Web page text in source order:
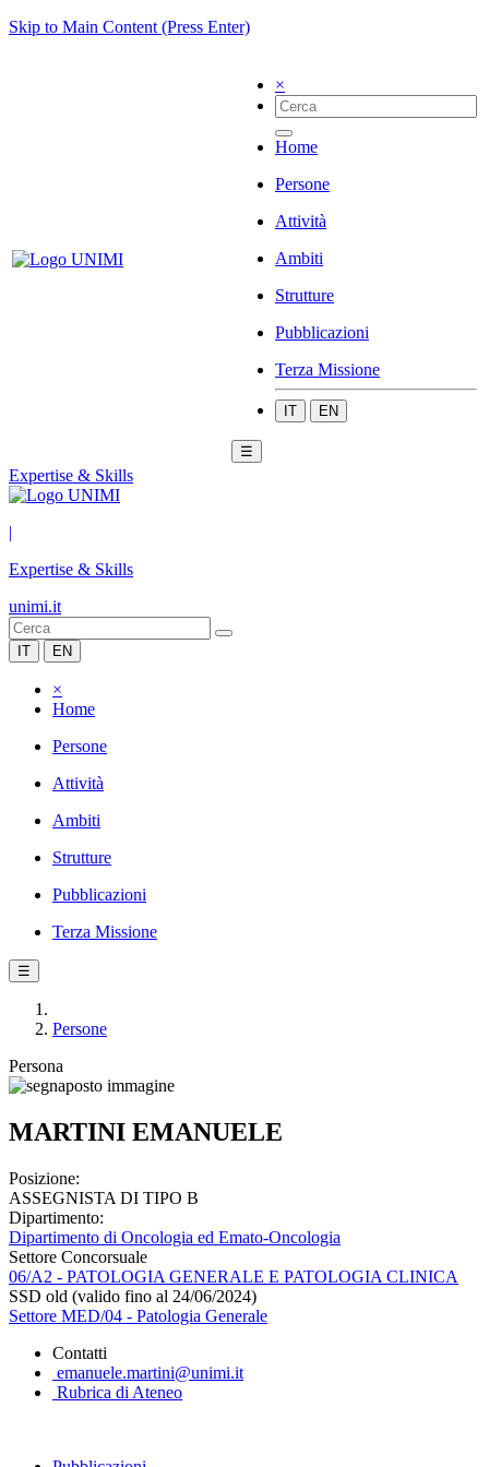
Skip to Main Content (Press Enter)
×
Home
Persone
Attività
Ambiti
Strutture
Pubblicazioni
Terza Missione
IT EN
☰
Expertise & Skills
|
Expertise & Skills
unimi.it
IT EN
×
Home
Persone
Attività
Ambiti
Strutture
Pubblicazioni
Terza Missione
☰
Persone
Persona
MARTINI EMANUELE
Posizione:
ASSEGNISTA DI TIPO B
Dipartimento:
Dipartimento di Oncologia ed Emato-Oncologia
Settore Concorsuale
06/A2 - PATOLOGIA GENERALE E PATOLOGIA CLINICA
SSD old (valido fino al 24/06/2024)
Settore MED/04 - Patologia Generale
Contatti
emanuele.martini@unimi.it
Rubrica di Ateneo